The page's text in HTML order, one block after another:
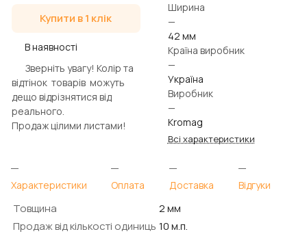
Купити в 1 клік
В наявності
Зверніть увагу! Колір та
відтінок товарів можуть
дещо відрізнятися від
реального.
Продаж цілими листами!
Ширина
—
42 мм
Країна виробник
—
Україна
Виробник
—
Kromag
Всі характеристики
Характеристики Оплата Доставка Відгуки
Товщина
2 мм
Продаж від кількості одиниць 10 м.п.